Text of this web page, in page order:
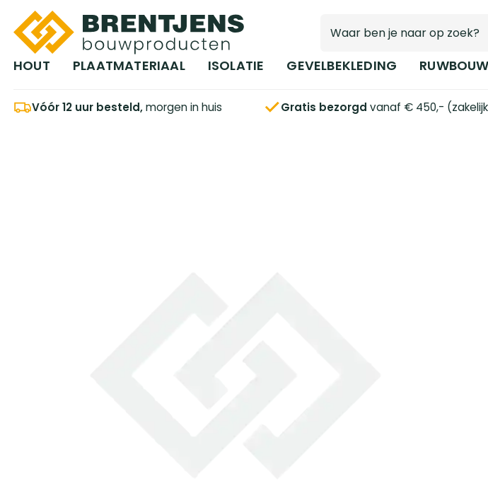
Ga naar hoofdinhoud
HOUT PLAATMATERIAAL ISOLATIE GEVELBEKLEDING RUWBOUW
Vóór 12 uur besteld,morgen in huis Gratis bezorgd vanaf € 450,-